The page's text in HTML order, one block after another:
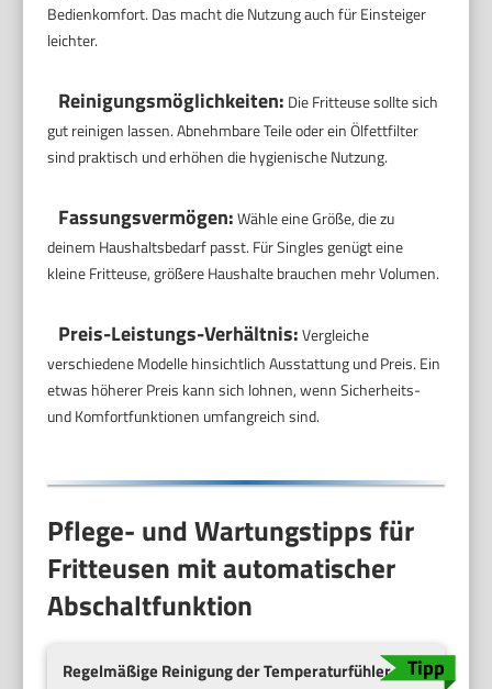
Bedienkomfort. Das macht die Nutzung auch für Einsteiger
leichter.
Reinigungsmöglichkeiten: Die Fritteuse sollte sich
gut reinigen lassen. Abnehmbare Teile oder ein Ölfettfilter
sind praktisch und erhöhen die hygienische Nutzung.
Fassungsvermögen:Wähle eine Größe, die zu
deinem Haushaltsbedarf passt. Für Singles genügt eine
kleine Fritteuse, größere Haushalte brauchen mehr Volumen.
Preis-Leistungs-Verhältnis:Vergleiche
verschiedene Modelle hinsichtlich Ausstattung und Preis. Ein
etwas höherer Preis kann sich lohnen, wenn Sicherheits-
und Komfortfunktionen umfangreich sind.
Pflege- und Wartungstipps für
Fritteusen mit automatischer
Abschaltfunktion
Regelmäßige Reinigung der Temperaturfühler